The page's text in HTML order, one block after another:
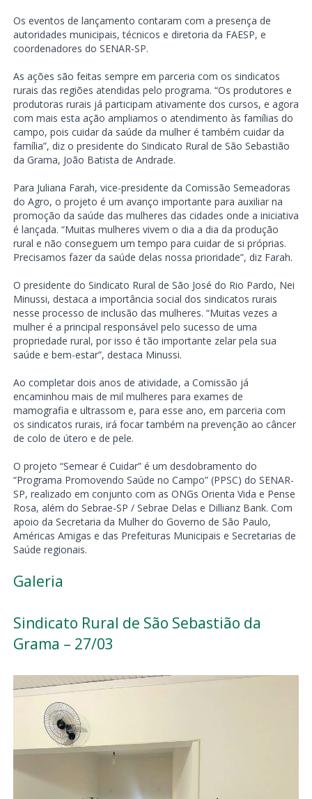
Os eventos de lançamento contaram com a presença de
autoridades municipais, técnicos e diretoria da FAESP, e
coordenadores do SENAR-SP.
As ações são feitas sempre em parceria com os sindicatos
rurais das regiões atendidas pelo programa. “Os produtores e
produtoras rurais já participam ativamente dos cursos, e agora
com mais esta ação ampliamos o atendimento às famílias do
campo, pois cuidar da saúde da mulher é também cuidar da
família”, diz o presidente do Sindicato Rural de São Sebastião
da Grama, João Batista de Andrade.
Para Juliana Farah, vice-presidente da Comissão Semeadoras
do Agro, o projeto é um avanço importante para auxiliar na
promoção da saúde das mulheres das cidades onde a iniciativa
é lançada. “Muitas mulheres vivem o dia a dia da produção
rural e não conseguem um tempo para cuidar de si próprias.
Precisamos fazer da saúde delas nossa prioridade”, diz Farah.
O presidente do Sindicato Rural de São José do Rio Pardo, Nei
Minussi, destaca a importância social dos sindicatos rurais
nesse processo de inclusão das mulheres. “Muitas vezes a
mulher é a principal responsável pelo sucesso de uma
propriedade rural, por isso é tão importante zelar pela sua
saúde e bem-estar”, destaca Minussi.
Ao completar dois anos de atividade, a Comissão já
encaminhou mais de mil mulheres para exames de
mamografia e ultrassom e, para esse ano, em parceria com
os sindicatos rurais, irá focar também na prevenção ao câncer
de colo de útero e de pele.
O projeto “Semear é Cuidar” é um desdobramento do
“Programa Promovendo Saúde no Campo” (PPSC) do SENAR-
SP, realizado em conjunto com as ONGs Orienta Vida e Pense
Rosa, além do Sebrae-SP / Sebrae Delas e Dillianz Bank. Com
apoio da Secretaria da Mulher do Governo de São Paulo,
Américas Amigas e das Prefeituras Municipais e Secretarias de
Saúde regionais.
Galeria
Sindicato Rural de São Sebastião da
Grama – 27/03